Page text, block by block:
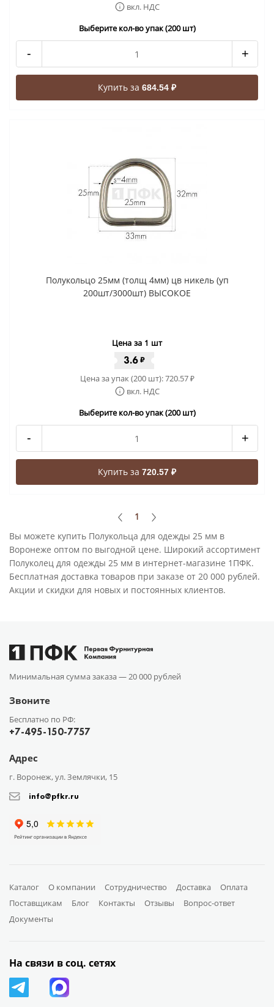
вкл. НДС
Выберите кол-во упак (200 шт)
- +
Купить за 684.54 ₽
Полукольцо 25мм (толщ 4мм) цв никель (уп
200шт/3000шт) ВЫСОКОЕ
Цена за 1 шт
3.6 ₽
Цена за упак (200 шт):720.57₽
вкл. НДС
Выберите кол-во упак (200 шт)
- +
Купить за 720.57 ₽
1
Вы можете купить Полукольца для одежды 25 мм в
Воронеже оптом по выгодной цене. Широкий ассортимент
Полуколец для одежды 25 мм в интернет-магазине 1ПФК.
Бесплатная доставка товаров при заказе от 20 000 рублей.
Акции и скидки для новых и постоянных клиентов.
Минимальная сумма заказа —20 000 рублей
Звоните
Бесплатно по РФ:
+7-495-150-7757
Адрес
г. Воронеж, ул. Землячки, 15
info@pfkr.ru
Каталог О компании Сотрудничество Доставка
Оплата
Поставщикам
Блог Контакты Отзывы
Вопрос-ответ
Документы
На связи в соц. сетях